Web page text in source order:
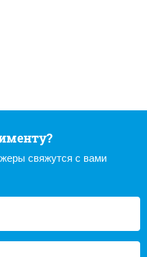
свяжутся с вами